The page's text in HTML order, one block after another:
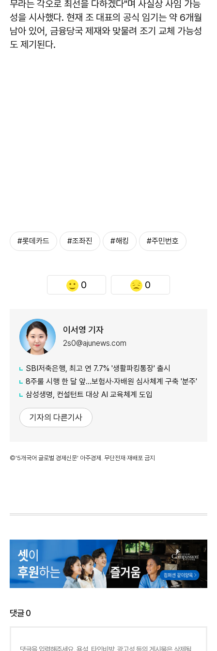
무라는 각오로 최선을 다하겠다"며 사실상 사임 가능
성을 시사했다. 현재 조 대표의 공식 임기는 약 6개월
남아 있어, 금융당국 제재와 맞물려 조기 교체 가능성
도 제기된다.
#롯데카드 #조좌진 #해킹 #주민번호
0 0
이서영 기자
2s0@ajunews.com
SBI저축은행, 최고 연 7.7% '생활파킹통장' 출시
8주룰 시행 한 달 앞…보험사·자배원 심사체계 구축 '분주'
삼성생명, 컨설턴트 대상 AI 교육체계 도입
기자의 다른기사
©'5개국어 글로벌 경제신문' 아주경제. 무단전재·재배포 금지
댓글0